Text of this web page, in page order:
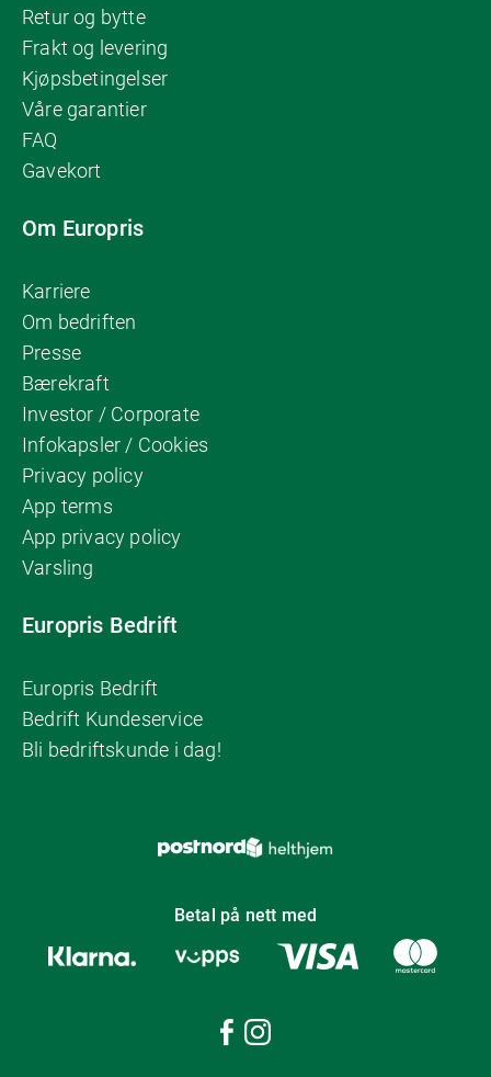
Retur og bytte
Frakt og levering
Kjøpsbetingelser
Våre garantier
FAQ
Gavekort
Om Europris
Karriere
Om bedriften
Presse
Bærekraft
Investor / Corporate
Infokapsler / Cookies
Privacy policy
App terms
App privacy policy
Varsling
Europris Bedrift
Europris Bedrift
Bedrift Kundeservice
Bli bedriftskunde i dag!
Betal på nett med